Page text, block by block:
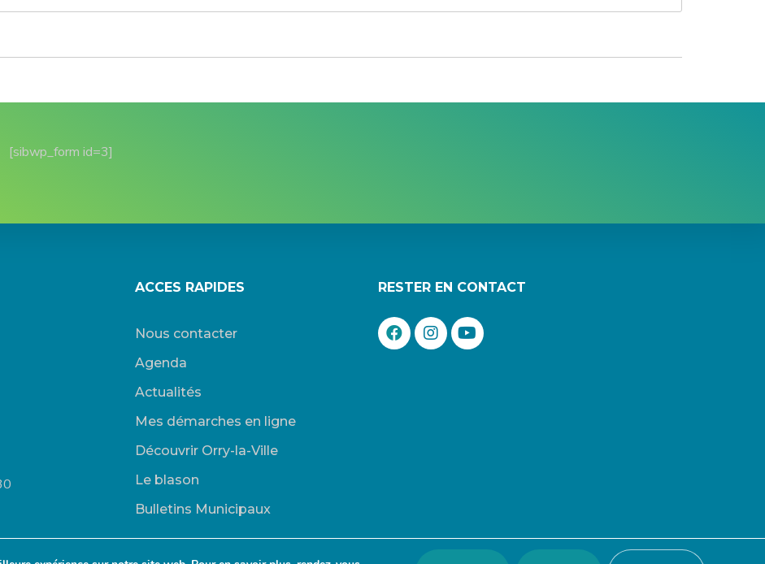
[sibwp_form id=3]
ACCES RAPIDES
Nous contacter
Agenda
Actualités
Mes démarches en ligne
Découvrir Orry-la-Ville
Le blason
Bulletins Municipaux
RESTER EN CONTACT